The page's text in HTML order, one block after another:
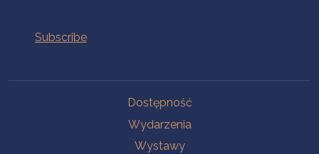
Dostępność
Wydarzenia
Wystawy